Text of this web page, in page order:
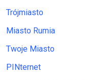
Trójmiasto
Miasto Rumia
Twoje Miasto
PINternet